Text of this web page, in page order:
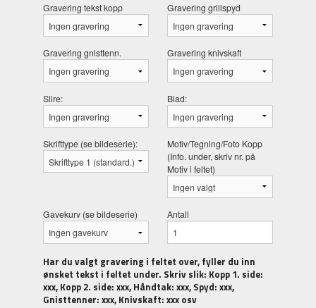
Gravering tekst kopp Gravering grillspyd
Gravering gnisttenn. Gravering knivskaft
Slire: Blad:
Skrifttype (se bildeserie):
Motiv/Tegning/Foto Kopp
(Info. under, skriv nr. på
Motiv i feltet)
Gavekurv (se bildeserie) Antall
Har du valgt gravering i feltet over, fyller du inn
ønsket tekst i feltet under. Skriv slik: Kopp 1. side:
xxx, Kopp 2. side: xxx, Håndtak: xxx, Spyd: xxx,
Gnisttenner: xxx, Knivskaft: xxx osv